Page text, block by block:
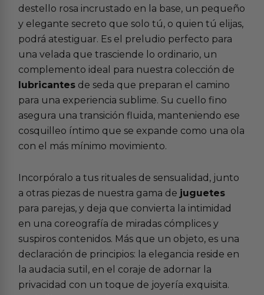
destello rosa incrustado en la base, un pequeño
y elegante secreto que solo tú, o quien tú elijas,
podrá atestiguar. Es el preludio perfecto para
una velada que trasciende lo ordinario, un
complemento ideal para nuestra colección de
lubricantes de seda que preparan el camino
para una experiencia sublime. Su cuello fino
asegura una transición fluida, manteniendo ese
cosquilleo íntimo que se expande como una ola
con el más mínimo movimiento.
Incorpóralo a tus rituales de sensualidad, junto
a otras piezas de nuestra gama de juguetes
para parejas, y deja que convierta la intimidad
en una coreografía de miradas cómplices y
suspiros contenidos. Más que un objeto, es una
declaración de principios: la elegancia reside en
la audacia sutil, en el coraje de adornar la
privacidad con un toque de joyería exquisita.